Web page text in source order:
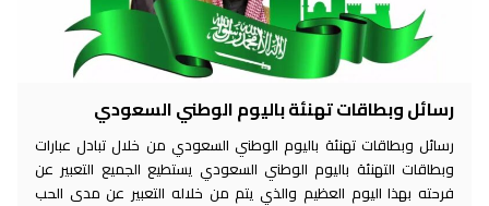
رسائل وبطاقات تهنئة باليوم الوطني السعودي
رسائل وبطاقات تهنئة باليوم الوطني السعودي من خلال تبادل عبارات
وبطاقات التهنئة باليوم الوطني السعودي يستطيع الجميع التعبير عن
فرحته بهذا اليوم العظيم والذي يتم من خلاله التعبير عن مدى الحب